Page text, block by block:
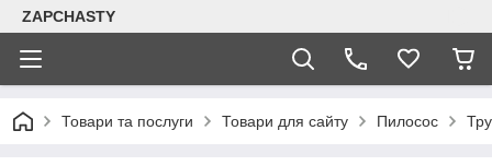
ZAPCHASTY
Товари та послуги Товари для сайту Пилосос